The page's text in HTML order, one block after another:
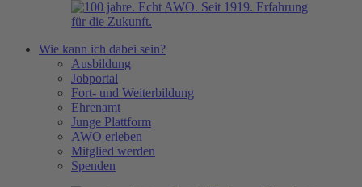
Wie kann ich dabei sein?
Ausbildung
Jobportal
Fort- und Weiterbildung
Ehrenamt
Junge Plattform
AWO erleben
Mitglied werden
Spenden